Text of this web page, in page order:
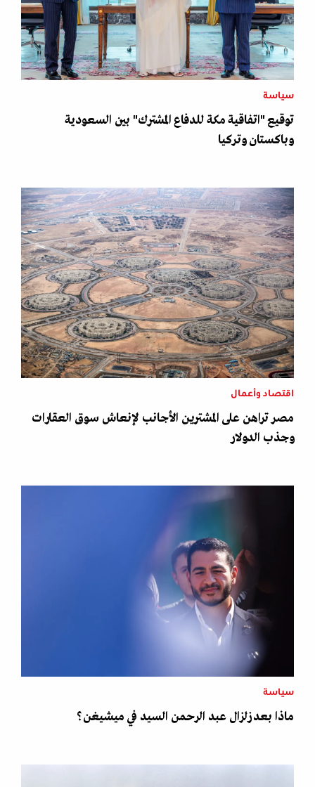
سياسة
توقيع "اتفاقية مكة للدفاع المشترك" بين السعودية
وباكستان وتركيا
اقتصاد وأعمال
مصر تراهن على المشترين الأجانب لإنعاش سوق العقارات
وجذب الدولار
سياسة
ماذا بعد زلزال عبد الرحمن السيد في ميشيغن؟